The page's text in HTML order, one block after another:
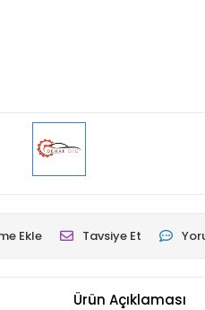
Ekle Tavsiye Et
Ürün Açıklaması